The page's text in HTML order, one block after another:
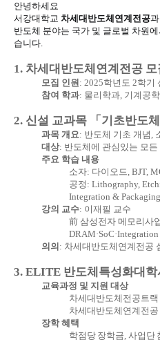
안녕하세요
서강대학교 차세대반도체연계전공과
반도체 분야는 국가 및 글로벌 차원
습니다.
1. 차세대반도체연계전공 모
모집 인원 : 2025학년도 2학기
참여 학과: 물리학과, 기계공
2. 신설 교과목 「 기초반도체
과목 개요: 반도체 기초 개념 ,
대상: 반도체에 관심있는 모든
주요 학습 내용
소자: 다이오드, BJT,
공정 : Lithography,
Integration &
강의 교수: 이재필 교수
前 삼성전자 메모리사
DRAM·SoC·Integration
의의 : 차세대반도체연계전공
3. ELITE 반도체특성화대
교육과정 및 지원 대상
차세대반도체전공트랙
차세대반도체연계전공
장학 혜택
학점당 장학금, 사업단